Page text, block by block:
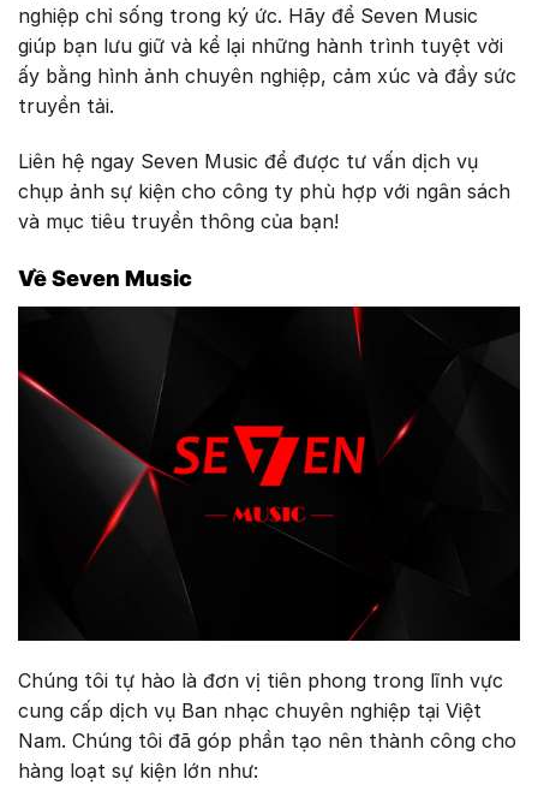
nghiệp chỉ sống trong ký ức. Hãy để Seven Music
giúp bạn lưu giữ và kể lại những hành trình tuyệt vời
ấy bằng hình ảnh chuyên nghiệp, cảm xúc và đầy sức
truyền tải.
Liên hệ ngay Seven Music để được tư vấn dịch vụ
chụp ảnh sự kiện cho công ty phù hợp với ngân sách
và mục tiêu truyền thông của bạn!
Về Seven Music
Chúng tôi tự hào là đơn vị tiên phong trong lĩnh vực
cung cấp dịch vụ Ban nhạc chuyên nghiệp tại Việt
Nam. Chúng tôi đã góp phần tạo nên thành công cho
hàng loạt sự kiện lớn như: